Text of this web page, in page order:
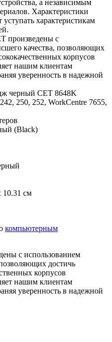
а независимым
Характеристики
характеристикам
произведены с
качества, позволяющих
корпусов
нашим клиентам
уверенность в надежной
черный CET 8648K
250, 252, WorkCentre 7655,
(Black)
10.31 см
компьютерным
с использованием
достичь
корпусов
нашим клиентам
уверенность в надежной